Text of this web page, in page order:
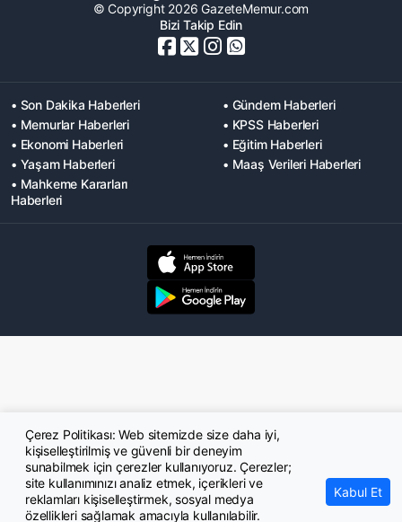
© Copyright 2026 GazeteMemur.com
Bizi Takip Edin
• Son Dakika Haberleri
• Gündem Haberleri
• Memurlar Haberleri
• KPSS Haberleri
• Ekonomi Haberleri
• Eğitim Haberleri
• Yaşam Haberleri
• Maaş Verileri Haberleri
• Mahkeme Kararları
Haberleri
Çerez Politikası: Web sitemizde size daha iyi,
kişiselleştirilmiş ve güvenli bir deneyim
sunabilmek için çerezler kullanıyoruz. Çerezler;
site kullanımınızı analiz etmek, içerikleri ve
reklamları kişiselleştirmek, sosyal medya
özellikleri sağlamak amacıyla kullanılabilir.
Kabul Et